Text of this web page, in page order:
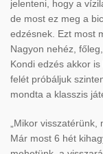
jelenteni, hogy a
de most ez meg a
edzésnek. Ezt most
Nagyon nehéz,
Kondi edzés akkor
felét próbáljuk
mondta a klasszis
„Mikor
Már most 6 hét